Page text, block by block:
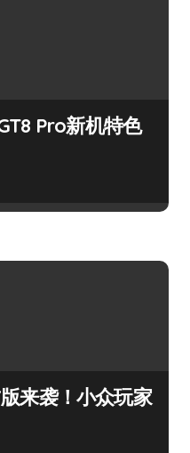
Pro新机特色
来袭！小众玩家